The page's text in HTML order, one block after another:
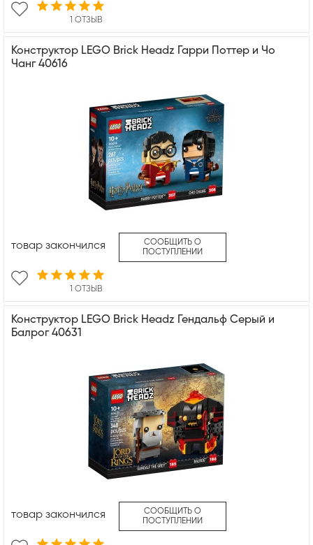
1 ОТЗЫВ
Конструктор LEGO Brick Headz Гарри Поттер и Чо
Чанг 40616
1 ОТЗЫВ
товар закончился
СООБЩИТЬ О
ПОСТУПЛЕНИИ
Конструктор LEGO Brick Headz Гендальф Серый и
Балрог 40631
товар закончился
СООБЩИТЬ О
ПОСТУПЛЕНИИ